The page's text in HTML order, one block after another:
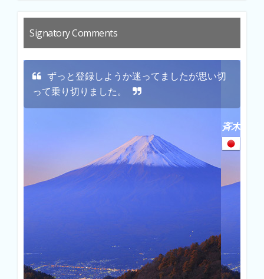
Signatory Comments
ずっと登録しようか迷ってましたが思い切
って乗り切りました。
斉木